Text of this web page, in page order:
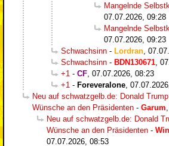
Mangelnde
07.07.2026, 09:28
Mangelnde
07.07.2026, 09:23
Schwachsinn - Lordran
Schwachsinn - BDN130671
+1 - CF 07.07.2026, 08:23
+1 - Foreveralone
Neu auf schwatzgelb.de: Donald
Wünsche an den Präsidenten - Garum
Neu auf schwatzgelb.de: Donald
Wünsche an den Präsidenten -
07.07.2026, 08:53